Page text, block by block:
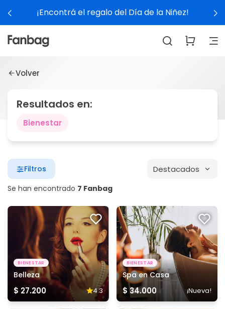
¡Encontrá el regalo del Día de la Niñez!
Volver
Resultados en:
Bienestar
Se han encontrado 7 Fanbag
Filtros Destacados
BIENESTAR
Belleza
$ 27.200 4.3
BIENESTAR
Spa en Casa
$ 34.000 ¡Nueva!